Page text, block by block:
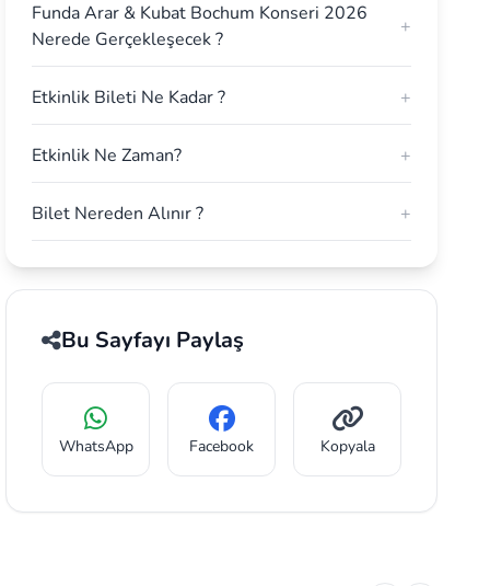
Funda Arar & Kubat Bochum Konseri 2026
Nerede Gerçekleşecek ?
+
Etkinlik Bileti Ne Kadar ? +
Etkinlik Ne Zaman? +
Bilet Nereden Alınır ? +
Bu Sayfayı Paylaş
WhatsApp Facebook Kopyala